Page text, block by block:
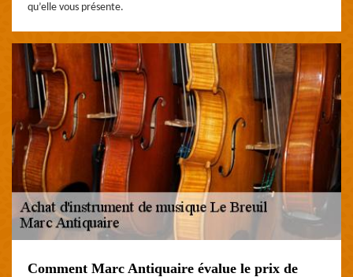
qu’elle vous présente.
Comment Marc Antiquaire évalue le prix de